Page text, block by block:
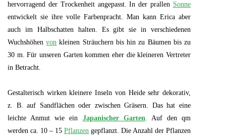
hervorragend der Trockenheit angepasst. In der prallen Sonne
entwickelt sie ihre volle Farbenpracht. Man kann Erica aber
auch im Halbschatten halten. Es gibt sie in verschiedenen
Wuchshöhenvon kleinen Sträuchern bis hin zu Bäumen bis zu
30 m. Für unseren Garten kommen eher die kleineren Vertreter
in Betracht.
Gestalterisch wirken kleinere Inseln von Heide sehr dekorativ,
z. B. auf Sandflächen oder zwischen Gräsern. Das hat eine
leichte Anmut wie ein Japanischer Garten. Auf den qm
werden ca. 10 – 15 Pflanzen gepflanzt. Die Anzahl der Pflanzen